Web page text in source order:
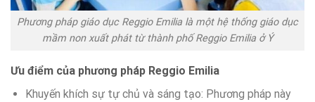
Phương pháp giáo dục Reggio Emilia là một hệ thống giáo dục
mầm non xuất phát từ thành phố Reggio Emilia ở Ý
Ưu điểm của phương pháp Reggio Emilia
Khuyến khích sự tự chủ và sáng tạo: Phương pháp này